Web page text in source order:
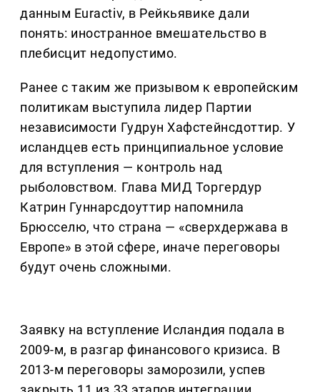
данным Euractiv, в Рейкьявике дали
понять: иностранное вмешательство в
плебисцит недопустимо.
Ранее с таким же призывом к европейским
политикам выступила лидер Партии
независимости Гудрун Хафстейнсдоттир. У
исландцев есть принципиальное условие
для вступления — контроль над
рыболовством. Глава МИД Торгердур
Катрин Гуннарсдоуттир напомнила
Брюсселю, что страна — «сверхдержава в
Европе» в этой сфере, иначе переговоры
будут очень сложными.
Заявку на вступление Исландия подала в
2009-м, в разгар финансового кризиса. В
2013-м переговоры заморозили, успев